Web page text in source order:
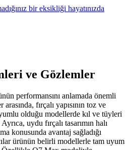
bir eksikliği hayatınızda
ve Gözlemler
performansını anlamada önemli
fırçalı yapısının toz ve
olduğu modellerde kıl ve tüyleri
uydu fırçalı tasarımın halı
konusunda avantaj sağladığı
ürünün belirli modellerle tam uyum